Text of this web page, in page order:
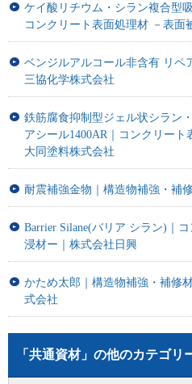
ケイ酸リチウム・シラン複合型
コンクリート表面処理材 －表面
ベンジルアルコール非含有 リペ
三協化学株式会社
鉄筋腐食抑制型ジェル状シラン
アシール1400AR｜コンクリー
大同塗料株式会社
耐震補強金物｜構造物補強・補
Barrier Silane(バリア シラン)｜
浸材ー｜株式会社日興
かため太郎｜構造物補強・補修
式会社
「共通資材」の他のカテゴリ